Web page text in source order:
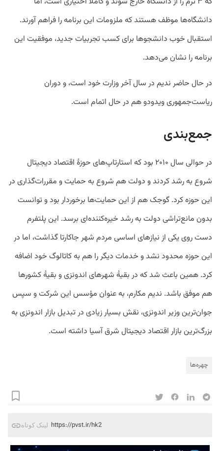
دانشگاه‌ها موظف هستند که ملزومات این برنامه را فراهم آورند.
استقبال خوب دانشجو‌ها برای کسب تجربیات جدید، موفقیت این
برنامه را نشان می‌دهد.
در حال حاضر ندیم در سال آخر وزارت خود است، و دوران
ریاست‌جمهوری ویدودو هم در حال اتمام است.
جمع‌بندی
در حوالی سال ۲۰۱۰ بود که استارتاپ‌های حوزۀ اقتصاد دیجیتال
شروع به رشد کردند و دولت هم شروع به حمایت و مقررات‌گذاری در
این حوزه کرد. گوجک هم از این حمایت‌ها برخوردار بود و توانست
بدون مانع‌تراشی دولت به رشد خیره‌کننده‌ای برسد. این پلتفرم
دست روی یکی از نیاز‌های اساسی مردم شهر جاکارتا گذاشت، اما در
این حوزه محدود نشد و خدمات دیگر را هم به کاتالوگ خود اضافه
کرد. همین باعث شد که در بقیۀ شهر‌های اندونزی و بقیۀ کشور‌ها
هم موفق باشد. ندیم مکارم، به عنوان مؤسس این شرکت و سپس
جوان‌ترین وزیر اندونزی، نقش بسیار زیادی در تبدیل بازار اندونزی به
بزرگ‌ترین بازار اقتصاد دیجیتال شرق آسیا داشته است.
چهره‌ها
لینک کوتاه https://pvst.ir/hk2